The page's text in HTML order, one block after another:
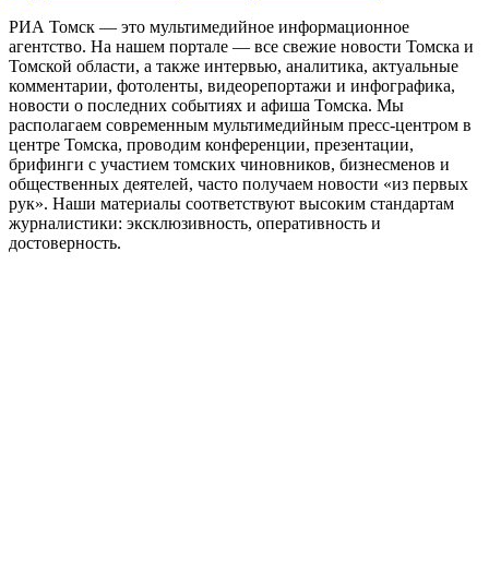
РИА Томск — это мультимедийное информационное
агентство. На нашем портале — все свежие новости Томска и
Томской области, а также интервью, аналитика, актуальные
комментарии, фотоленты, видеорепортажи и инфографика,
новости о последних событиях и афиша Томска. Мы
располагаем современным мультимедийным пресс-центром в
центре Томска, проводим конференции, презентации,
брифинги с участием томских чиновников, бизнесменов и
общественных деятелей, часто получаем новости «из первых
рук». Наши материалы соответствуют высоким стандартам
журналистики: эксклюзивность, оперативность и
достоверность.